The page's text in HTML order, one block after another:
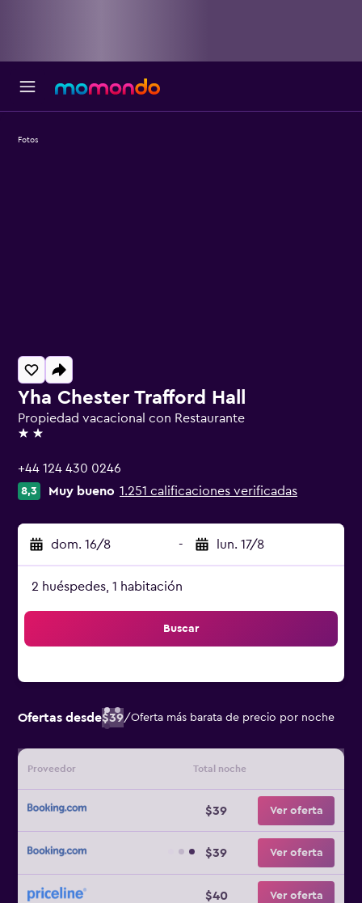
Yha Chester Trafford Hall
Propiedad vacacional con Restaurante
2 estrellas
+44 124 430 0246
8,3 Muy bueno 1.251 calificaciones verificadas
dom. 16/8 - lun. 17/8
2 huéspedes, 1 habitación
Buscar
Ofertas desde$39/Oferta más barata de precio por noche
Proveedor Total noche
$39 Ver oferta
$39 Ver oferta
$40 Ver oferta
Fotos